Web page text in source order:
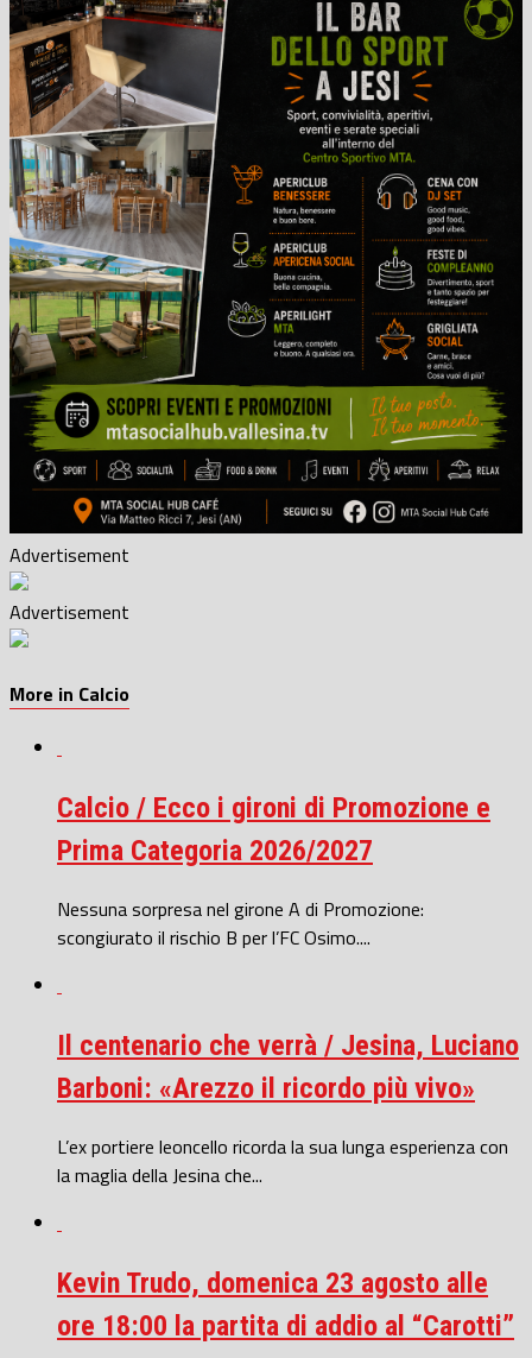
Advertisement
Advertisement
More in Calcio
Calcio / Ecco i gironi di Promozione e
Prima Categoria 2026/2027
Nessuna sorpresa nel girone A di Promozione:
scongiurato il rischio B per l’FC Osimo....
Il centenario che verrà / Jesina, Luciano
Barboni: «Arezzo il ricordo più vivo»
L’ex portiere leoncello ricorda la sua lunga esperienza con
la maglia della Jesina che...
Kevin Trudo, domenica 23 agosto alle
ore 18:00 la partita di addio al “Carotti”